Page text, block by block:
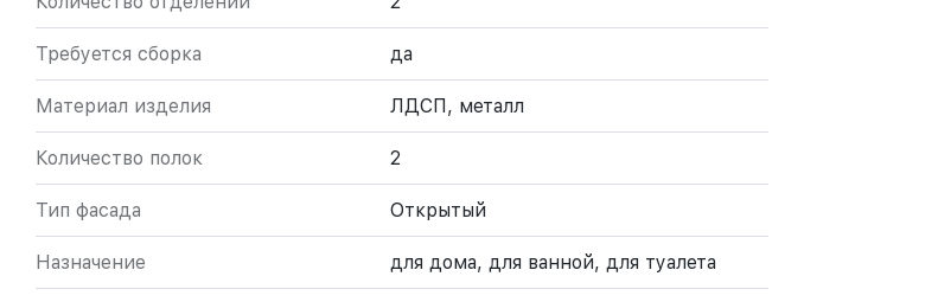
Требуется сборка да
Материал изделия ЛДСП, металл
Количество полок 2
Тип фасада Открытый
Назначение для дома, для ванной, для туалета